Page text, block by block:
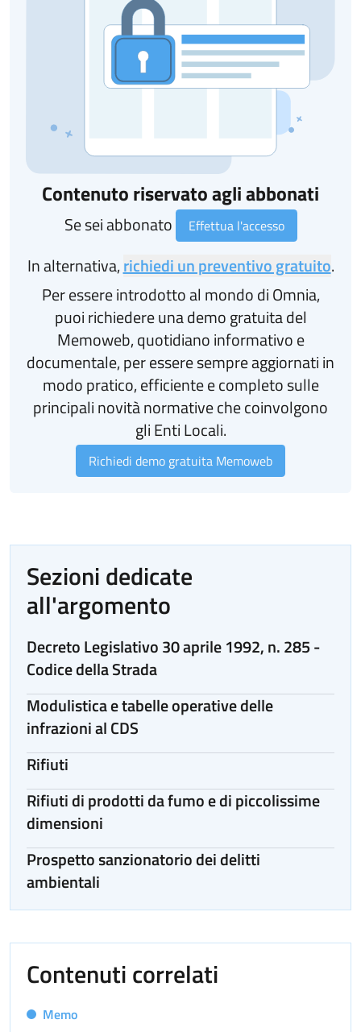
Contenuto riservato agli abbonati
Se sei abbonato Effettua l'accesso
In alternativa,richiedi un preventivo gratuito.
Per essere introdotto al mondo di Omnia,
puoi richiedere una demo gratuita del
Memoweb, quotidiano informativo e
documentale, per essere sempre aggiornati in
modo pratico, efficiente e completo sulle
principali novità normative che coinvolgono
gli Enti Locali.
Richiedi demo gratuita Memoweb
Sezioni dedicate
all'argomento
Decreto Legislativo 30 aprile 1992, n. 285 -
Codice della Strada
Modulistica e tabelle operative delle
infrazioni al CDS
Rifiuti
Rifiuti di prodotti da fumo e di piccolissime
dimensioni
Prospetto sanzionatorio dei delitti
ambientali
Contenuti correlati
Memo